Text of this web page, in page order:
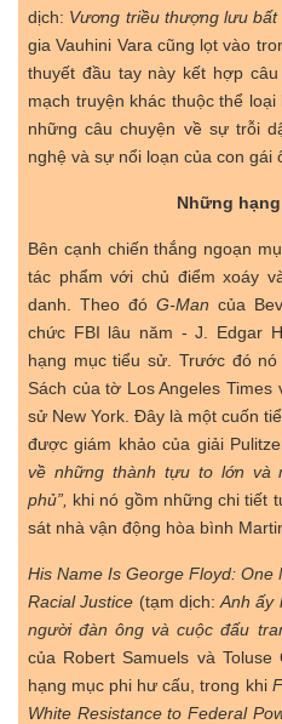
dịch: Vương triều thượng lưu bất
gia Vauhini Vara cũng lọt vào
thuyết đầu tay này kết hợp
mạch truyện khác thuộc thể
những câu chuyện về sự trỗi
nghệ và sự nổi loạn của con gái
Những
Bên cạnh chiến thắng ngoạn
tác phẩm với chủ điểm xoáy
danh. Theo đó G-Man của
chức FBI lâu năm - J. Edgar
hạng mục tiểu sử. Trước đó
Sách của tờ Los Angeles
sử New York. Đây là một cuốn
được giám khảo của giải
về những thành tựu to lớn và
phủ”, khi nó gồm những chi tiết
sát nhà vận động hòa bình
His Name Is George Floyd:
Racial Justice (tạm dịch:Anh ấy
người đàn ông và cuộc đấu
của Robert Samuels và
hạng mục phi hư cấu, trong khi
White Resistance to Federal